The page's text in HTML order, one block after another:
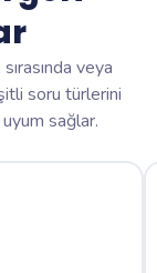
veya
soru türlerini
sağlar.